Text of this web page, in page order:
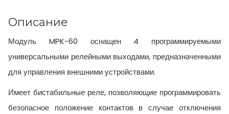
Описание
Модуль MPK-60 оснащен 4 программируемыми
универсальными релейными выходами, предназначенными
для управления внешними устройствами.
Имеет бистабильные реле, позволяющие программировать
безопасное положение контактов в случае отключения